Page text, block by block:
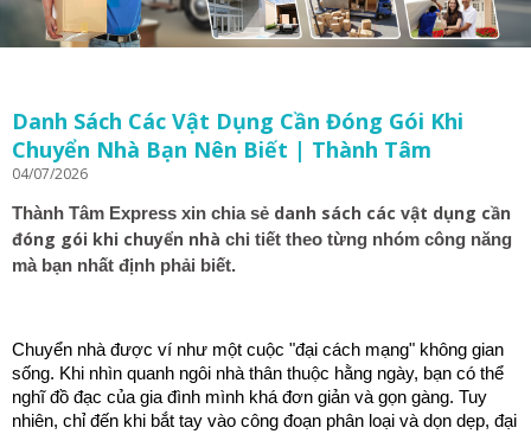
Danh Sách Các Vật Dụng Cần Đóng Gói Khi
Chuyển Nhà Bạn Nên Biết | Thành Tâm
04/07/2026
Thành Tâm Express xin chia sẻ danh sách các vật dụng cần
đóng gói khi chuyển nhà chi tiết theo từng nhóm công năng
mà bạn nhất định phải biết.
Chuyển nhà được ví như một cuộc "đại cách mạng" không gian
sống. Khi nhìn quanh ngôi nhà thân thuộc hằng ngày, bạn có thể
nghĩ đồ đạc của gia đình mình khá đơn giản và gọn gàng. Tuy
nhiên, chỉ đến khi bắt tay vào công đoạn phân loại và dọn dẹp, đại